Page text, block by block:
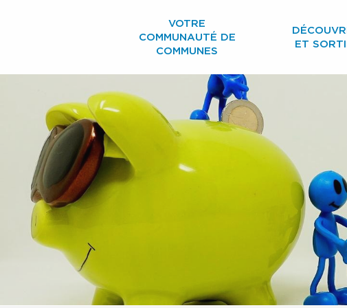
VOTRE
COMMUNAUTÉ DE
COMMUNES
ET